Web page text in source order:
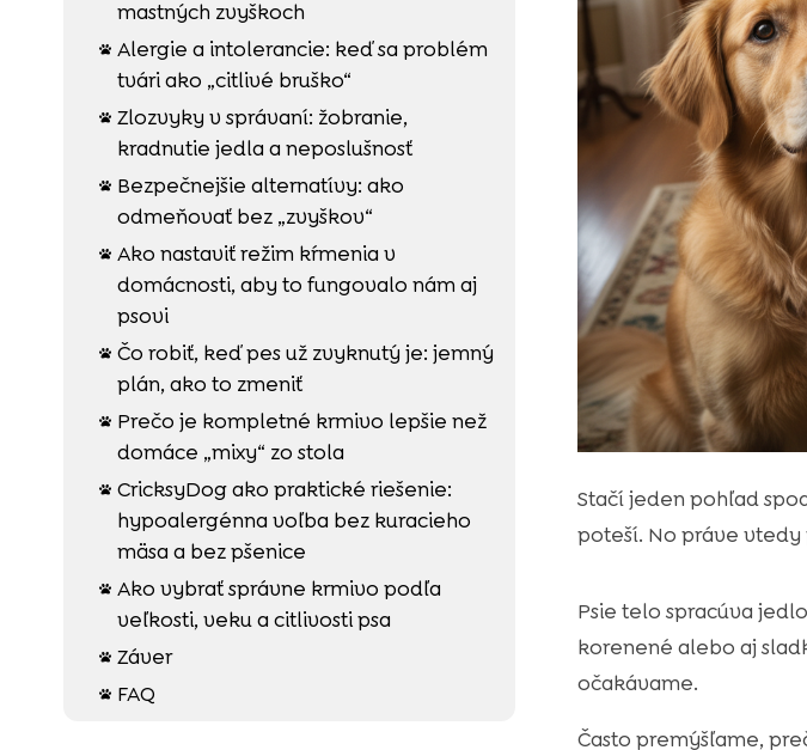
mastných zvyškoch
 Alergie a intolerancie: keď sa problém
tvári ako „citlivé bruško“
 Zlozvyky v správaní: žobranie,
kradnutie jedla a neposlušnosť

Bezpečnejšie alternatívy: ako
odmeňovať bez „zvyškov“
 Ako nastaviť režim kŕmenia v
domácnosti, aby to fungovalo nám aj
psovi
 Čo robiť, keď pes už zvyknutý je: jemný
plán, ako to zmeniť

Prečo je kompletné krmivo lepšie než
domáce „mixy“ zo stola
 CricksyDog ako praktické riešenie:
hypoalergénna voľba bez kuracieho
mäsa a bez pšenice
 Ako vybrať správne krmivo podľa
veľkosti, veku a citlivosti psa
 Záver
 FAQ
Stačí jeden pohľad
poteší. No práve
Psie telo spracúva
korenené alebo aj
očakávame.
Často premýšľame,